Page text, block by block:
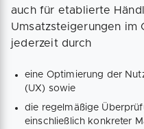
auch für etablierte
Umsatzsteigerungen im
jederzeit durch
eine Optimierung der
(UX) sowie
die regelmäßige
einschließlich konkreter